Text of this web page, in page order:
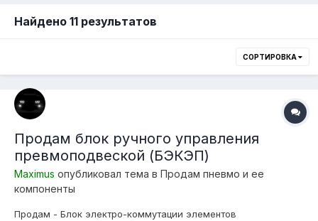
Найдено 11 результатов
СОРТИРОВКА
Продам блок ручного управления
превмоподвеской (БЭКЭП)
Maximus опубликовал тема в Продам пневмо и ее
компоненты
Продам - Блок электро-коммутации элементов